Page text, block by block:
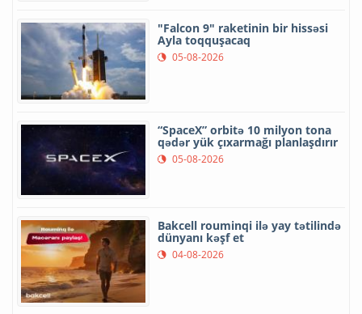
"Falcon 9" raketinin bir hissəsi
Ayla toqquşacaq
05-08-2026
“SpaceX” orbitə 10 milyon tona
qədər yük çıxarmağı planlaşdırır
05-08-2026
Bakcell rouminqi ilə yay tətilində
dünyanı kəşf et
04-08-2026